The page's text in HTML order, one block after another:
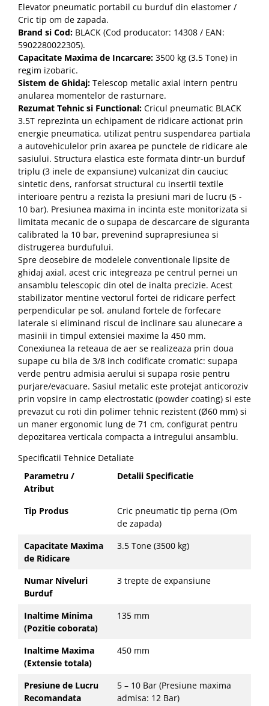
Elevator pneumatic portabil cu burduf din elastomer /
Cric tip om de zapada.
Brand si Cod: BLACK (Cod producator: 14308 / EAN:
5902280022305).
Capacitate Maxima de Incarcare: 3500 kg (3.5 Tone) in
regim izobaric.
Sistem de Ghidaj: Telescop metalic axial intern pentru
anularea momentelor de rasturnare.
Rezumat Tehnic si Functional: Cricul pneumatic BLACK
3.5T reprezinta un echipament de ridicare actionat prin
energie pneumatica, utilizat pentru suspendarea partiala
a autovehiculelor prin axarea pe punctele de ridicare ale
sasiului. Structura elastica este formata dintr-un burduf
triplu (3 inele de expansiune) vulcanizat din cauciuc
sintetic dens, ranforsat structural cu insertii textile
interioare pentru a rezista la presiuni mari de lucru (5 -
10 bar). Presiunea maxima in incinta este monitorizata si
limitata mecanic de o supapa de descarcare de siguranta
calibrated la 10 bar, prevenind suprapresiunea si
distrugerea burdufului.
Spre deosebire de modelele conventionale lipsite de
ghidaj axial, acest cric integreaza pe centrul pernei un
ansamblu telescopic din otel de inalta precizie. Acest
stabilizator mentine vectorul fortei de ridicare perfect
perpendicular pe sol, anuland fortele de forfecare
laterale si eliminand riscul de inclinare sau alunecare a
masinii in timpul extensiei maxime la 450 mm.
Conexiunea la reteaua de aer se realizeaza prin doua
supape cu bila de 3/8 inch codificate cromatic: supapa
verde pentru admisia aerului si supapa rosie pentru
purjare/evacuare. Sasiul metalic este protejat anticoroziv
prin vopsire in camp electrostatic (powder coating) si este
prevazut cu roti din polimer tehnic rezistent (Ø60 mm) si
un maner ergonomic lung de 71 cm, configurat pentru
depozitarea verticala compacta a intregului ansamblu.
Specificatii Tehnice Detaliate
Parametru /
Atribut
Detalii Specificatie
Tip Produs
Cric pneumatic tip perna (Om
de zapada)
Capacitate Maxima
de Ridicare
3.5 Tone (3500 kg)
Numar Niveluri
Burduf
3 trepte de expansiune
Inaltime Minima
(Pozitie coborata)
135 mm
Inaltime Maxima
(Extensie totala)
450 mm
Presiune de Lucru
Recomandata
5 – 10 Bar (Presiune maxima
admisa: 12 Bar)